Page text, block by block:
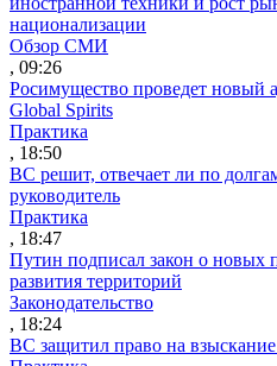
национализации
Обзор СМИ
, 09:26
Росимущество проведет новый
Global Spirits
Практика
, 18:50
ВС решит, отвечает ли по
руководитель
Практика
, 18:47
Путин подписал закон о новых
развития территорий
Законодательство
, 18:24
ВС защитил право на